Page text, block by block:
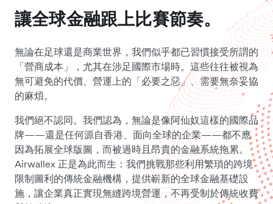
讓全球金融跟上比賽節奏。
無論在足球還是商業世界，我們似乎都已習慣接受所謂的
「營商成本」，尤其在涉足國際市場時。這些往往被視為
無可避免的代價、營運上的「必要之惡」、需要無奈妥協
的麻煩。
我們絕不認同。我們認為，無論是像阿仙奴這樣的國際品
牌——還是任何源自香港、面向全球的企業——都不應
因為拓展全球版圖，而被過時且昂貴的金融系統拖累。
Airwallex 正是為此而生：我們挑戰那些利用繁瑣的跨境
限制圖利的傳統金融機構，提供嶄新的全球金融基礎設
施，讓企業真正實現無縫跨境營運，不再受制於傳統收費